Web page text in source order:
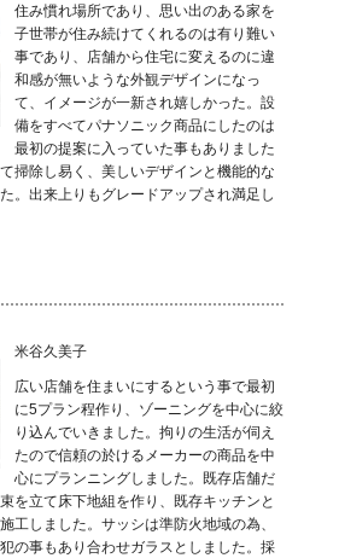
住み慣れ場所であり、思い出のある家を
子世帯が住み続けてくれるのは有り難い
事であり、店舗から住宅に変えるのに違
和感が無いような外観デザインになっ
て、イメージが一新され嬉しかった。設
備をすべてパナソニック商品にしたのは
最初の提案に入っていた事もありました
掃除し易く、美しいデザインと機能的な
。出来上りもグレードアップされ満足し
米谷久美子
広い店舗を住まいにするという事で最初
に5プラン程作り、ゾーニングを中心に絞
り込んでいきました。拘りの生活が伺え
たので信頼の於けるメーカーの商品を中
心にプランニングしました。既存店舗だ
を立て床下地組を作り、既存キッチンと
工しました。サッシは準防火地域の為、
の事もあり合わせガラスとしました。採